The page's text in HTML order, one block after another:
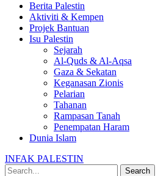
Berita Palestin
Aktiviti & Kempen
Projek Bantuan
Isu Palestin
Sejarah
Al-Quds & Al-Aqsa
Gaza & Sekatan
Keganasan Zionis
Pelarian
Tahanan
Rampasan Tanah
Penempatan Haram
Dunia Islam
INFAK PALESTIN
Search